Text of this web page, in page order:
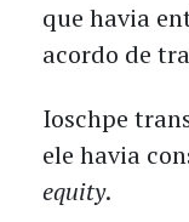
que havia
acordo de
Ioschpe
ele havia
equity.